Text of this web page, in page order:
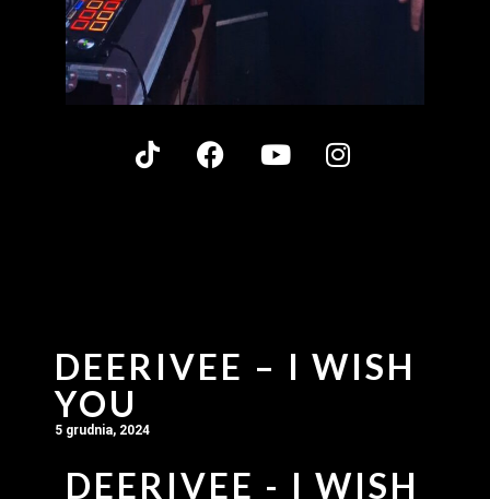
DEERIVEE – I WISH
YOU
5 grudnia, 2024
DEERIVEE - I WISH